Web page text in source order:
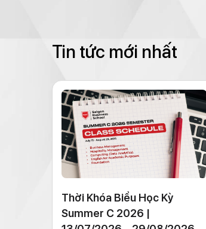
Tin tức mới nhất
Thời Khóa Biểu Học Kỳ
Summer C 2026 |